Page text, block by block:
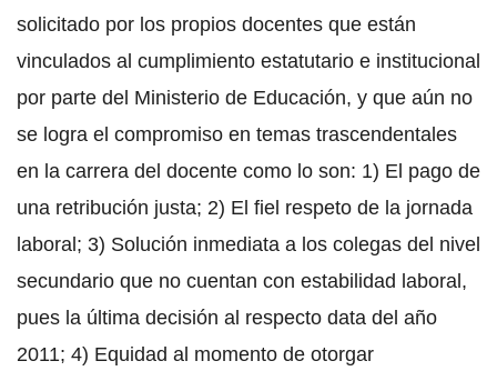
solicitado por los propios docentes que están
vinculados al cumplimiento estatutario e institucional
por parte del Ministerio de Educación, y que aún no
se logra el compromiso en temas trascendentales
en la carrera del docente como lo son: 1) El pago de
una retribución justa; 2) El fiel respeto de la jornada
laboral; 3) Solución inmediata a los colegas del nivel
secundario que no cuentan con estabilidad laboral,
pues la última decisión al respecto data del año
2011; 4) Equidad al momento de otorgar